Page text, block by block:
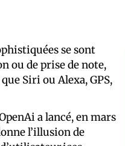
se sont
ou de prise de note,
Siri ou Alexa, GPS,
a lancé, en mars
l’illusion de